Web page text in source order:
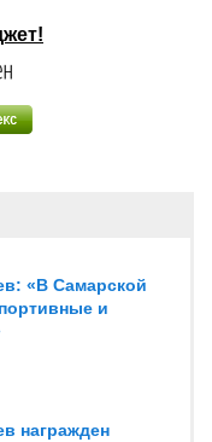
«В Самарской
и
награжден